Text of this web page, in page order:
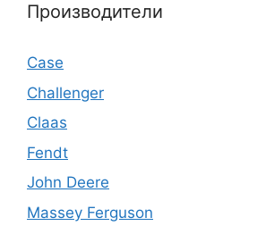
Производители
Case
Challenger
Claas
Fendt
John Deere
Massey Ferguson